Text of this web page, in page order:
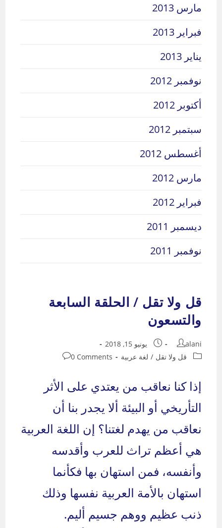
مارس 2013
فبراير 2013
يناير 2013
نوفمبر 2012
أكتوبر 2012
سبتمبر 2012
أغسطس 2012
مارس 2012
فبراير 2012
ديسمبر 2011
نوفمبر 2011
قل ولا تقل / الحلقة السابعة
والتسعون
Post
author:
alani
Post
published:
يونيو 15, 2018
Post
قل ولا تقل / لغة عربية
Post
0 Comments
إذا كنا نعاقب من يعتدي على الأثر
التأريخي أو البيئة ألا يجدر بنا أن
نعاقب من يهدم لغتنا؟ إن اللغة العربية
هي أعظم تراث للعرب وأقدسه
وأنفسه، فمن استهان بها فكأنما
استهان بالأمة العربية نفسها وذلك
ذنب عظيم ووهم جسيم أليم.